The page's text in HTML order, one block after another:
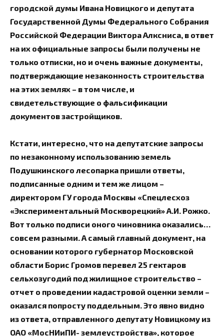
городской думы Ивана Новицкого и депутата
Государственной Думы Федерального Собрания
Российской Федерации Виктора Алксниса, в ответ
на их официальные запросы были получены не
только отписки, но и очень важные документы,
подтверждающие незаконность строительства
на этих землях – в том числе, и
свидетельствующие о фальсификации
документов застройщиков.
Кстати, интересно, что на депутатские запросы
по незаконному использованию земель
Подушкинского лесопарка пришли ответы,
подписанные одним и тем же лицом –
директором ГУ города Москвы «Спецлесхоз
«Экспериментальный Москворецкий» А.И. Рожко.
Вот только подписи оного чиновника оказались…
совсем разными. А самый главный документ, на
основании которого губернатор Московской
области Борис Громов перевел 25 гектаров
сельхозугодий под жилищное строительство –
отчет о проведении кадастровой оценки земли –
оказался попросту поддельным. Это явно видно
из ответа, отправленного депутату Новицкому из
ОАО «МосНИиПИ- землеустройства», которое